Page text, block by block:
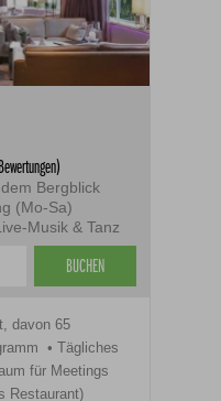
Bergblick
(Mo-Sa)
Musik & Tanz
BUCHEN
davon 65
Tägliches
für Meetings
Restaurant)